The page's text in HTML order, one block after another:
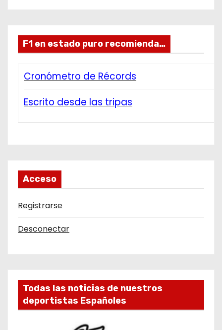
F1 en estado puro recomienda…
Cronómetro de Récords
Escrito desde las tripas
Acceso
Registrarse
Desconectar
Todas las noticias de nuestros
deportistas Españoles